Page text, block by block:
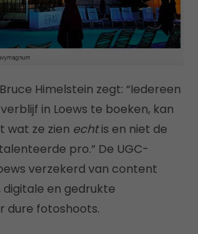
Himelstein zegt: “Iedereen
in Loews te boeken, kan
wat ze zien echtis en niet de
pro.” De UGC-
verzekerd van content
en gedrukte
dure fotoshoots.